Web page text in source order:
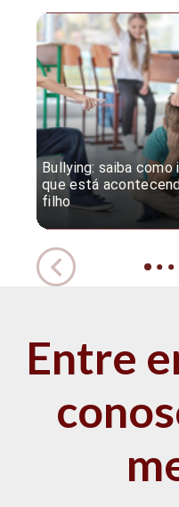
Bullying: saiba
que está
filho
Entre